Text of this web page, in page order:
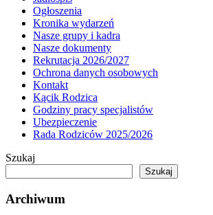
Ogłoszenia
Kronika wydarzeń
Nasze grupy i kadra
Nasze dokumenty
Rekrutacja 2026/2027
Ochrona danych osobowych
Kontakt
Kącik Rodzica
Godziny pracy specjalistów
Ubezpieczenie
Rada Rodziców 2025/2026
Szukaj
Szukaj
Archiwum